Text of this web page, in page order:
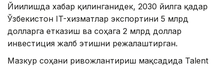
Йиғилишда хабар қилинганидек, 2030 йилга қадар
Ўзбекистон IT-хизматлар экспортини 5 млрд
долларга етказиш ва соҳага 2 млрд доллар
инвестиция жалб этишни режалаштирган.
Мазкур соҳани ривожлантириш мақсадида Talent